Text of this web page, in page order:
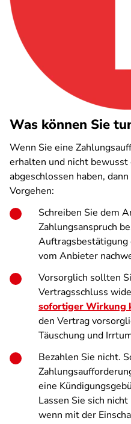
Was können Sie
Wenn Sie eine
erhalten und nicht
abgeschlossen haben,
Vorgehen:
Schreiben Sie dem
Zahlungsanspruch
Auftragsbestätigung
vom Anbieter
Vorsorglich sollten
Vertragsschluss
sofortiger Wirkung
den Vertrag
Täuschung und
Bezahlen Sie nicht.
eine
Lassen Sie sich
wenn mit der